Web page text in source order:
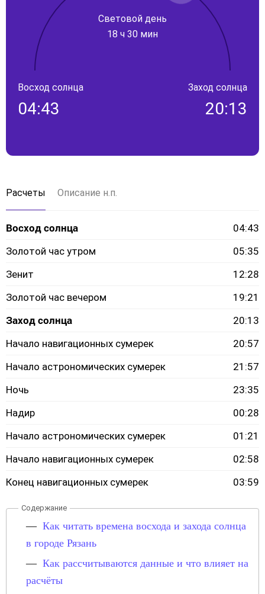
Световой день
18 ч 30 мин
Восход солнца
04:43
Заход солнца
20:13
Расчеты Описание н.п.
Восход солнца
04:43
Золотой час утром
05:35
Зенит
12:28
Золотой час вечером
19:21
Заход солнца
20:13
Начало навигационных сумерек
20:57
Начало астрономических сумерек
21:57
Ночь
23:35
Надир
00:28
Начало астрономических сумерек
01:21
Начало навигационных сумерек
02:58
Конец навигационных сумерек
03:59
Как читать времена восхода и захода солнца
в городе Рязань
Как рассчитываются данные и что влияет на
расчёты